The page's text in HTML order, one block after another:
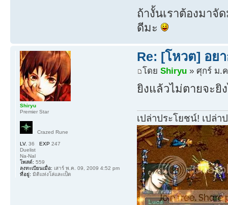
ถ้างั้นเราต้องมาจั
ดีมะ
Re: [โหวต] อย
โดยShiryu » ศุกร์ ม.
ยิงแล้วไม่ตายจะยิ
เปล่าประโยชน์! เปล่า
Shiryu
Premier Star
Crazed Rune
LV. 36 EXP 247
Duelist
Na-Nal
โพสต์: 559
ลงทะเบียนเมื่อ: เสาร์ พ.ค. 09, 2009 4:52 pm
ที่อยู่: มิติแห่งโล่และเป็ด